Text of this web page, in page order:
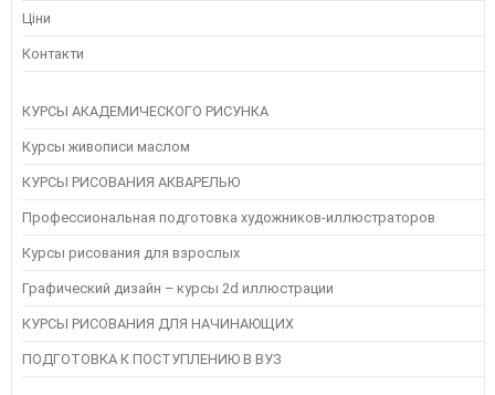
Ціни
Контакти
КУРСЫ АКАДЕМИЧЕСКОГО РИСУНКА
Курсы живописи маслом
КУРСЫ РИСОВАНИЯ АКВАРЕЛЬЮ
Профессиональная подготовка художников-иллюстраторов
Курсы рисования для взрослых
Графический дизайн – курсы 2d иллюстрации
КУРСЫ РИСОВАНИЯ ДЛЯ НАЧИНАЮЩИХ
ПОДГОТОВКА К ПОСТУПЛЕНИЮ В ВУЗ